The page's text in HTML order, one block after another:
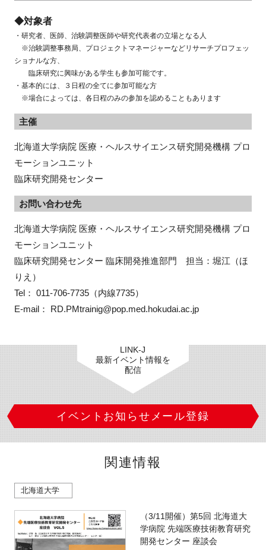
◆対象者
・研究者、医師、治験調整医師や研究代表者の立場となる人
※治験調整事務局、プロジェクトマネージャーなどリサーチプロフェッ
ショナルな方、
臨床研究に興味がある学生も参加可能です。
・基本的には、３日程の全てに参加可能な方
※場合によっては、各日程のみの参加を認めることもあります
主催
北海道大学病院 医療・ヘルスサイエンス研究開発機構 プロ
モーションユニット
臨床研究開発センター
お問い合わせ先
北海道大学病院 医療・ヘルスサイエンス研究開発機構 プロ
モーションユニット
臨床研究開発センター 臨床開発推進部門　担当：堀江（ほ
りえ）
Tel： 011-706-7735（内線7735）
E-mail： RD.PMtrainig@pop.med.hokudai.ac.jp
LINK-J
最新イベント情報を
配信
イベントお知らせメール登録
関連情報
北海道大学
（3/11開催）第5回 北海道大
学病院 先端医療技術教育研究
開発センター 座談会